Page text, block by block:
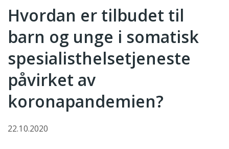
Hvordan er tilbudet til
barn og unge i somatisk
spesialisthelsetjeneste
påvirket av
koronapandemien?
22.10.2020